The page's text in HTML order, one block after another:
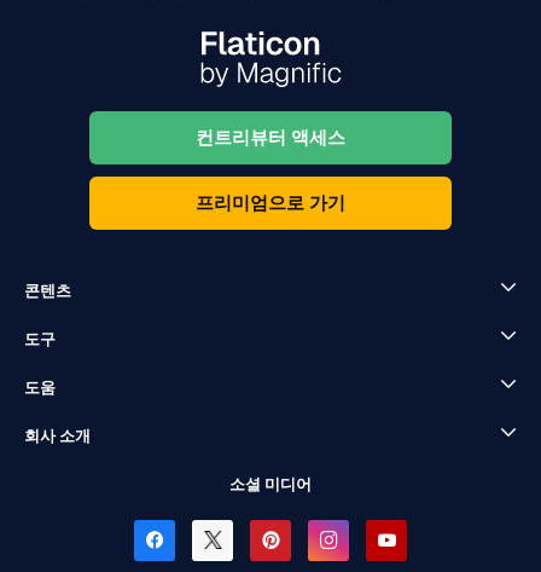
컨트리뷰터 액세스
프리미엄으로 가기
콘텐츠
도구
도움
회사 소개
소셜 미디어